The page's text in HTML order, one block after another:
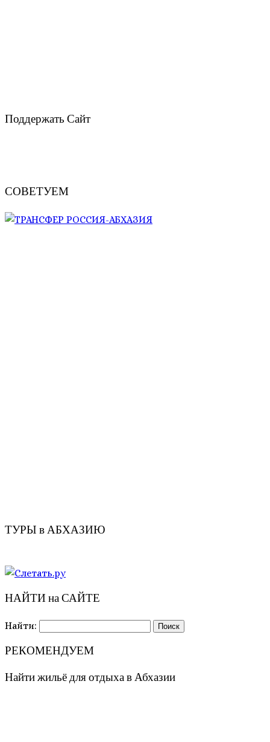
Поддержать Сайт
СОВЕТУЕМ
ТУРЫ в АБХАЗИЮ
НАЙТИ на САЙТЕ
Найти:
РЕКОМЕНДУЕМ
Найти жильё для отдыха в Абхазии